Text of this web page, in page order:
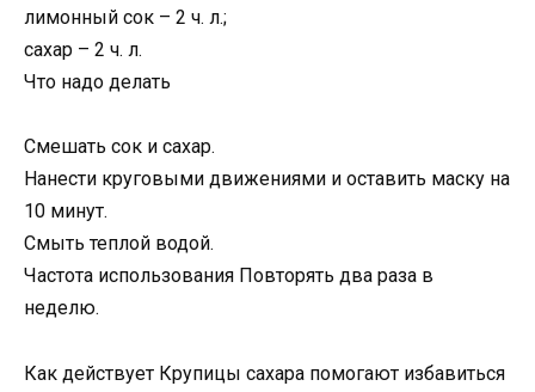
лимонный сок – 2 ч. л.;
сахар – 2 ч. л.
Что надо делать
Смешать сок и сахар.
Нанести круговыми движениями и оставить маску на
10 минут.
Смыть теплой водой.
Частота использования Повторять два раза в
неделю.
Как действует Крупицы сахара помогают избавиться